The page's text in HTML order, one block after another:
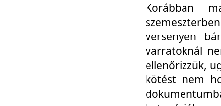
Korábban
versenyen
varratoknál
ellenőrizzük,
kötést nem